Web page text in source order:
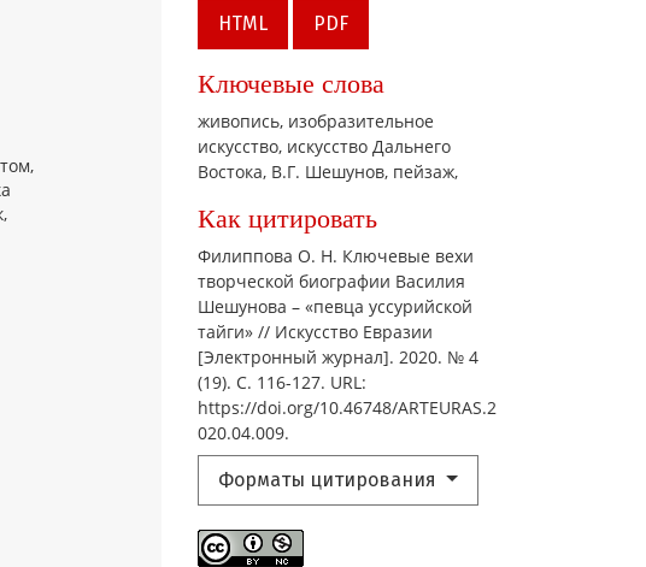
HTML PDF
Ключевые слова
живопись, изобразительное
искусство, искусство Дальнего
Востока, В.Г. Шешунов, пейзаж,
Как цитировать
Филиппова О. Н. Ключевые вехи
творческой биографии Василия
Шешунова – «певца уссурийской
тайги» // Искусство Евразии
[Электронный журнал]. 2020. № 4
(19). С. 116-127. URL:
https://doi.org/10.46748/ARTEURAS.2
020.04.009.
Форматы цитирования